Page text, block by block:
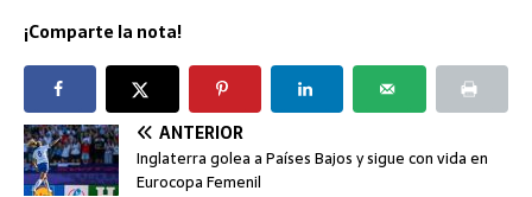
¡Comparte la nota!
ANTERIOR
Inglaterra golea a Países Bajos y sigue con vida en
Eurocopa Femenil